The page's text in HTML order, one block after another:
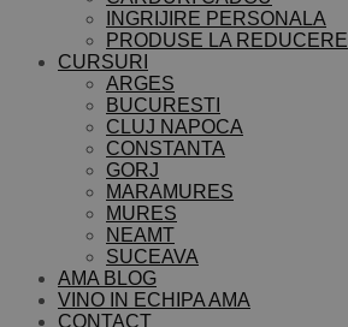
INGRIJIRE PERSONALA
PRODUSE LA REDUCERE
CURSURI
ARGES
BUCURESTI
CLUJ NAPOCA
CONSTANTA
GORJ
MARAMURES
MURES
NEAMT
SUCEAVA
AMA BLOG
VINO IN ECHIPA AMA
CONTACT